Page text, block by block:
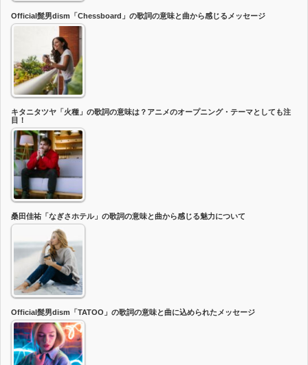
Official髭男dism「Chessboard」の歌詞の意味と曲から感じるメッセージ
キタニタツヤ「火種」の歌詞の意味は？アニメのオープニング・テーマとしても注
目！
桑田佳祐「なぎさホテル」の歌詞の意味と曲から感じる魅力について
Official髭男dism「TATOO」の歌詞の意味と曲に込められたメッセージ